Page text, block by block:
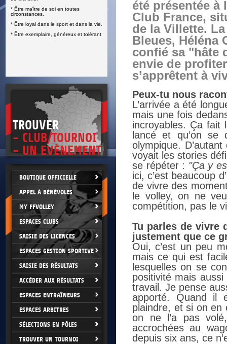
* Être maître de soi en toutes
circonstances.
* Être loyal dans le sport et dans la vie.
* Être exemplaire, généreux et tolérant
TROUVER
- CLUB/TOURNOI
- UN EVÈNEMENT
BOUTIQUE OFFICIELLE
APPEL À BÉNÉVOLES
MY FFVOLLEY
ESPACES CLUBS
SAISIE DES LICENCES
ESPACES GESTION SPORTIVE
SAISIE DES RÉSULTATS
ACCÉDER AUX RÉSULTATS
ESPACES ENTRAÎNEURS
ESPACES ARBITRES
SÉLECTIONS EN PÔLES
TROUVER UN TOURNOI
été présentée à
Club France,
de la Villette.
Bleues, Héléna
confié sa "hâte
envie de
s’apprêtent à
Peux-tu nous
L’arrivée a été
mais une fois
incroyables. Ça fait
lancé et qu’on se
olympique.
voyait les stories
se répéter : "Ça y
ici, c’est beaucoup
de vivre des
le volley, on ne
compétition, pas le
Tu parles de vivre
justement que ce
Oui, c’est un peu
mais ce qui est
lesquelles on se
positivité mais
travail. Je pense
apporté. Quand il
plaindre, et si on en
on ne l’a pas
accrochées au
depuis six ans, ce